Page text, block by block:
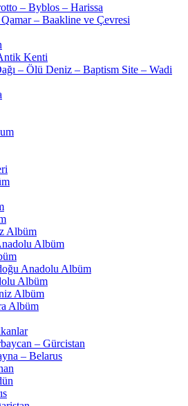
– Byblos – Harissa
– Baakline ve Çevresi
Kenti
– Ölü Deniz – Baptism Site – Wadi
Albüm
Albüm
Anadolu Albüm
Albüm
Albüm
Albüm
– Gürcistan
– Belarus